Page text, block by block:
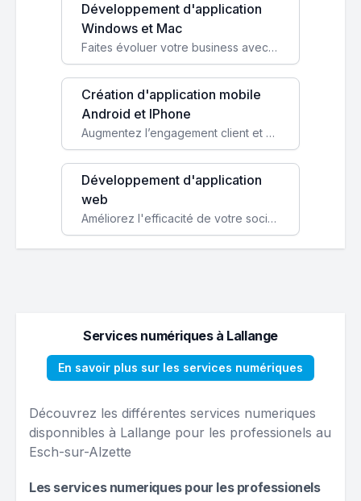
Développement d'application
Windows et Mac
Faites évoluer votre business avec des solutions logicielles personnalisées, parfaitement adaptées à vos besoins spécifiques.
Création d'application mobile
Android et IPhone
Augmentez l’engagement client et simplifiez vos processus avec une application mobile sur mesure, disponible sur iOS et Android.
Développement d'application
web
Améliorez l'efficacité de votre société avec une application web personnalisée accessible partout et tout le temps.
Services numériques à Lallange
En savoir plus sur les services numériques
Découvrez les différentes services numeriques
disponnibles à Lallange pour les professionels au
Esch-sur-Alzette
Les services numeriques pour les professionels